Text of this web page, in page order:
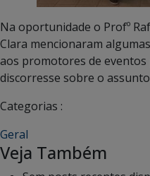
Na oportunidade o Profº
Clara mencionaram
aos promotores de
discorresse sobre o
Categorias :
Geral
Veja Também